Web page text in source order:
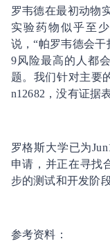
罗韦德在最初动物
实验药物似乎至
说，“帕罗韦德会
9风险最高的人都
题。我们针对主要
n12682，没有证据
罗格斯大学已为
申请，并正在寻找
步的测试和开发阶
参考资料：